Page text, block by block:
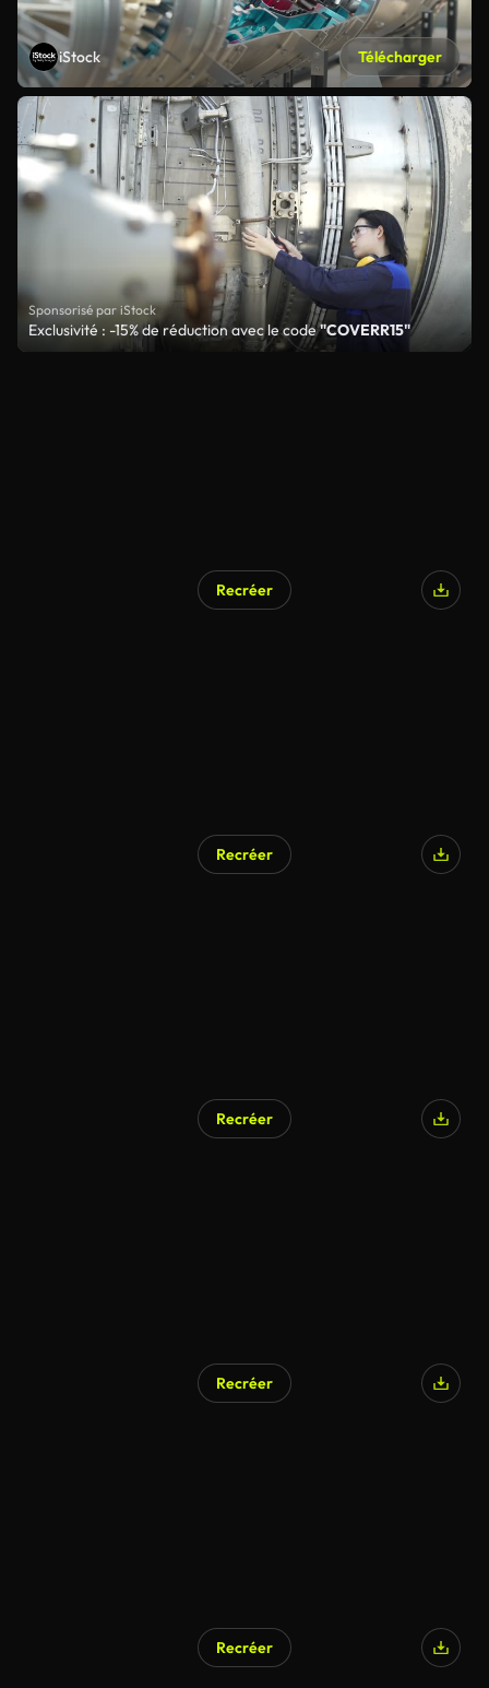
iStock Télécharger
Sponsorisé par iStock
Exclusivité : -15% de réduction avec le code"COVERR15"
Recréer
Recréer
Recréer
Recréer
Recréer